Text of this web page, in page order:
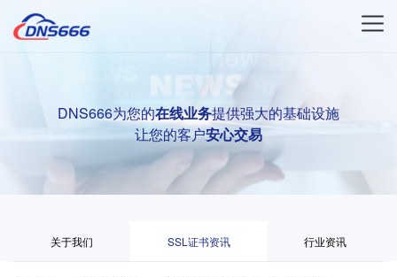
DNS666为您的在线业务提供强大的基础设施
让您的客户安心交易
关于我们 SSL证书资讯 行业资讯